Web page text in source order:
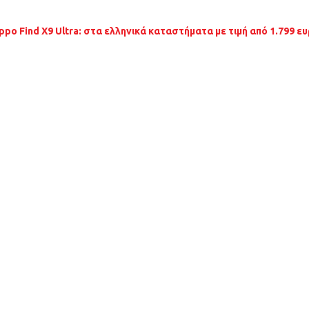
Find X9 Ultra: στα ελληνικά καταστήματα με τιμή από 1.799